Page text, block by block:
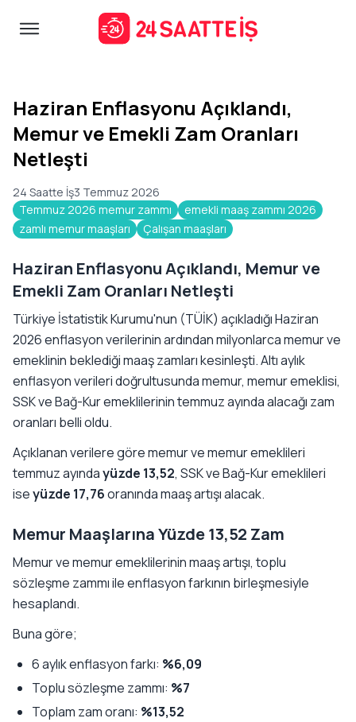
Haziran Enflasyonu Açıklandı,
Memur ve Emekli Zam Oranları
Netleşti
24 Saatte İş3 Temmuz 2026
Temmuz 2026 memur zammı
emekli maaş zammı 2026
zamlı memur maaşları
Çalışan maaşları
Haziran Enflasyonu Açıklandı, Memur ve
Emekli Zam Oranları Netleşti
Türkiye İstatistik Kurumu'nun (TÜİK) açıkladığı Haziran
2026 enflasyon verilerinin ardından milyonlarca memur ve
emeklinin beklediği maaş zamları kesinleşti. Altı aylık
enflasyon verileri doğrultusunda memur, memur emeklisi,
SSK ve Bağ-Kur emeklilerinin temmuz ayında alacağı zam
oranları belli oldu.
Açıklanan verilere göre memur ve memur emeklileri
temmuz ayındayüzde 13,52, SSK ve Bağ-Kur emeklileri
iseyüzde 17,76oranında maaş artışı alacak.
Memur Maaşlarına Yüzde 13,52 Zam
Memur ve memur emeklilerinin maaş artışı, toplu
sözleşme zammı ile enflasyon farkının birleşmesiyle
hesaplandı.
Buna göre;
6 aylık enflasyon farkı: %6,09
Toplu sözleşme zammı: %7
Toplam zam oranı: %13,52